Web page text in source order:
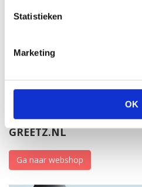
Statistieken
Marketing
OK
GREETZ.NL
Ga naar webshop